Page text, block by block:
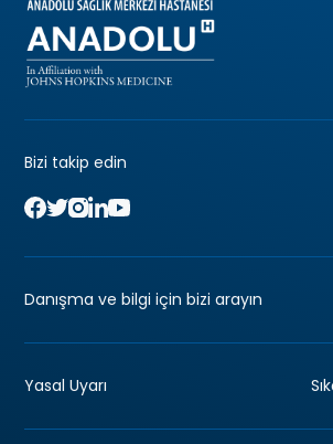
Bizi takip edin
Danışma ve bilgi için bizi arayın
Yasal Uyarı